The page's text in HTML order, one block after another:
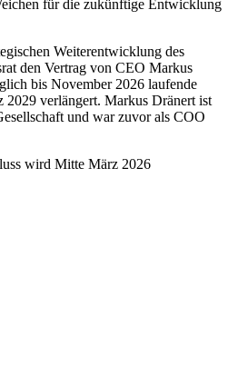
für die zukünftige Entwicklung
Weiterentwicklung des
den Vertrag von CEO Markus
bis November 2026 laufende
2029 verlängert. Markus Dränert ist
und war zuvor als COO
wird Mitte März 2026